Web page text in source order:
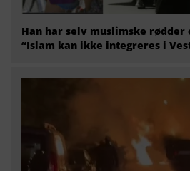
Han har selv muslimske rødder
“Islam kan ikke integreres i